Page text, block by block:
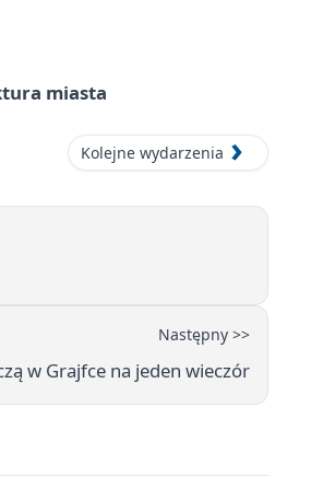
miasta
Kolejne wydarzenia
Następny >>
w Grajfce na jeden wieczór